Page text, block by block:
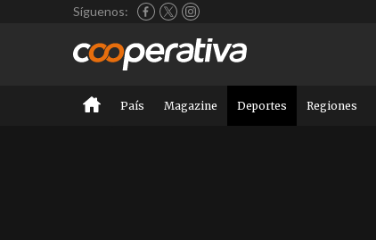
Síguenos:
País Magazine Deportes Regiones